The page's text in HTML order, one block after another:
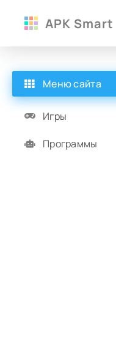
APK Smart
Меню сайта
Игры
Программы